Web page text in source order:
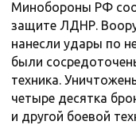
Минобороны РФ
защите ЛДНР.
нанесли удары по
были
техника.
четыре десятка
и другой боевой